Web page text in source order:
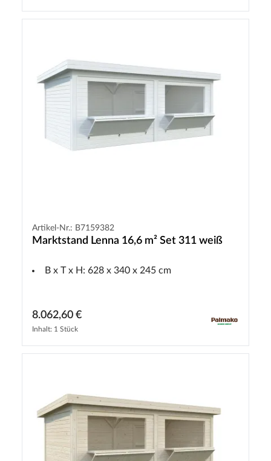
Artikel-Nr.: B7159382
Marktstand Lenna 16,6 m² Set 311 weiß
B x T x H: 628 x 340 x 245 cm
8.062,60 €
Inhalt: 1 Stück